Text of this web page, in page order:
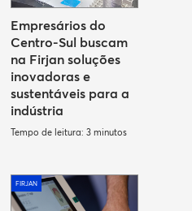
Empresários do
Centro-Sul buscam
na Firjan soluções
inovadoras e
sustentáveis para a
indústria
Tempo de leitura: 3 minutos
FIRJAN